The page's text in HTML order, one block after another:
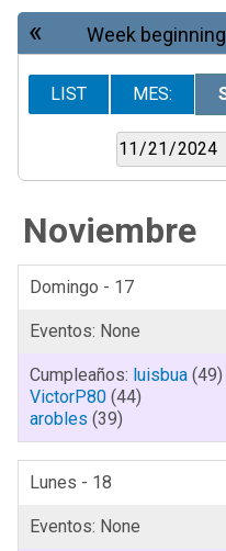
« Week
LIST MES:
Noviembre
Domingo - 17
luisbua (49)
VictorP80 (44)
arobles (39)
Lunes - 18